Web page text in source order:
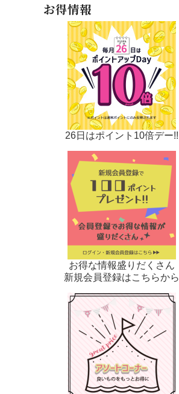
お得情報
26日はポイント10倍デー!!
お得な情報盛りだくさん
新規会員登録はこちらから